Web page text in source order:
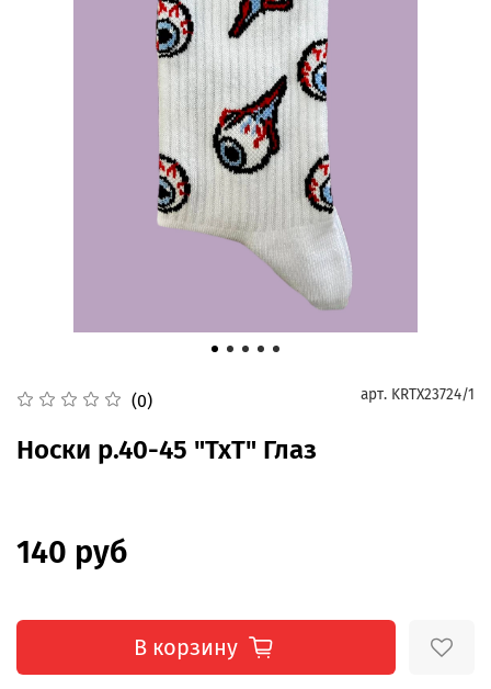
(0) арт. KRTX23724/1
Носки р.40-45 "TxT" Глаз
140 руб
В корзину